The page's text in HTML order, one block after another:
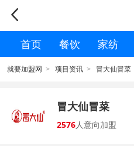

首页 餐饮 家纺
就要加盟网 > 项目资讯 > 冒大仙冒菜
冒大仙冒菜
2576人意向加盟